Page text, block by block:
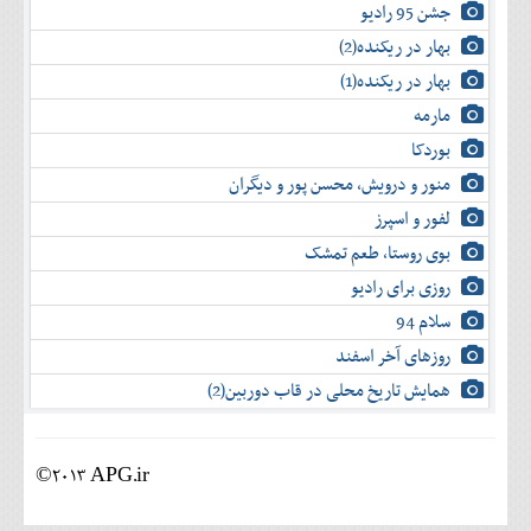
جشن 95 رادیو
بهار در ریکنده(2)
بهار در ریکنده(1)
مارمه
بوردکا
منور و درویش، محسن پور و دیگران
لفور و اسپرز
بوی روستا، طعم تمشک
روزی برای رادیو
سلام 94
روزهای آخر اسفند
همایش تاریخ محلی در قاب دوربین(2)
©2013 APG.ir